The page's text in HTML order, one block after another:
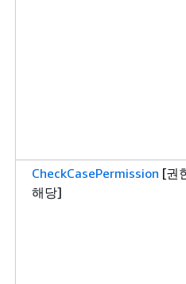
CheckCasePermission [권
해당]